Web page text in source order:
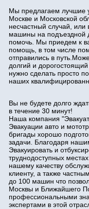
Мы предлагаем лучшие
Москве и Московской
несчастный случай, или
машины на подъездной
помочь. Мы приедем к
помощь, в том числе
отправились в
долгий и
нужно сделать просто
наших
Вы не будете долго
в течение 30 минут!
Наша компания
Эвакуации авто и
бригады хорошо
задачи. Благодаря
Эвакуировать и
труднодоступных
нашему качеству
клиенту, а также
до 100 машин что
Москвы и Ближайшего
профессиональными
экспертами в этой